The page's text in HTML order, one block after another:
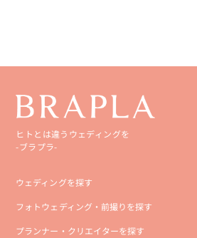
ヒトとは違うウェディングを
-ブラプラ-
ウェディングを探す
フォトウェディング・前撮りを探す
プランナー・クリエイターを探す